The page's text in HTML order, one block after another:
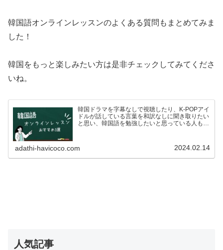
韓国語オンラインレッスンのよくある質問もまとめてみま
した！
韓国をもっと楽しみたい方は是非チェックしてみてくださ
いね。
韓国ドラマを字幕なしで視聴したり、K-POPアイ
ドルが話している言葉を和訳なしに聞き取りたい
と思い、韓国語を勉強したいと思っている人も多
adathi-havicoco.com 2024.02.14
人気記事